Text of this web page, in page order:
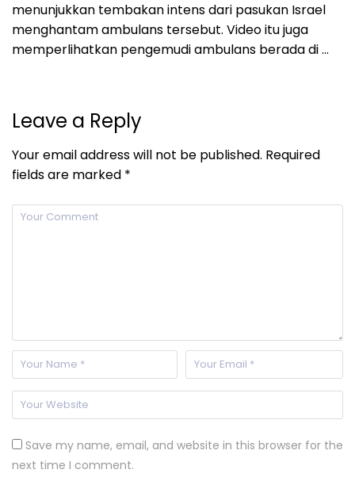
menunjukkan tembakan intens dari pasukan Israel
menghantam ambulans tersebut. Video itu juga
memperlihatkan pengemudi ambulans berada di …
Leave a Reply
Your email address will not be published. Required
fields are marked *
Save my name, email, and website in this browser for the
next time I comment.